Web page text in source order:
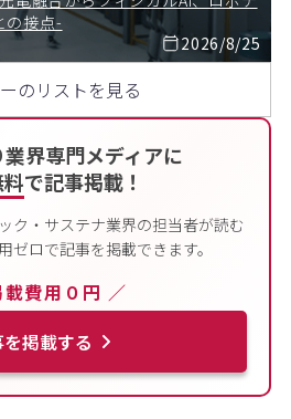
界専門メディアに
で記事掲載！
ク・サステナ業界の担当者が読む
ゼロで記事を掲載できます。
費用０円 ／
掲載する
の接点-
2026/8/25
のリストを見る